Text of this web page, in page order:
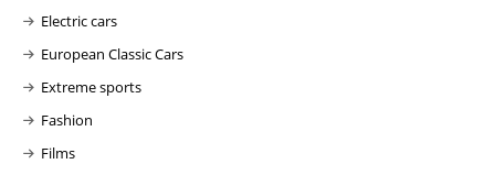
Electric cars
European Classic Cars
Extreme sports
Fashion
Films